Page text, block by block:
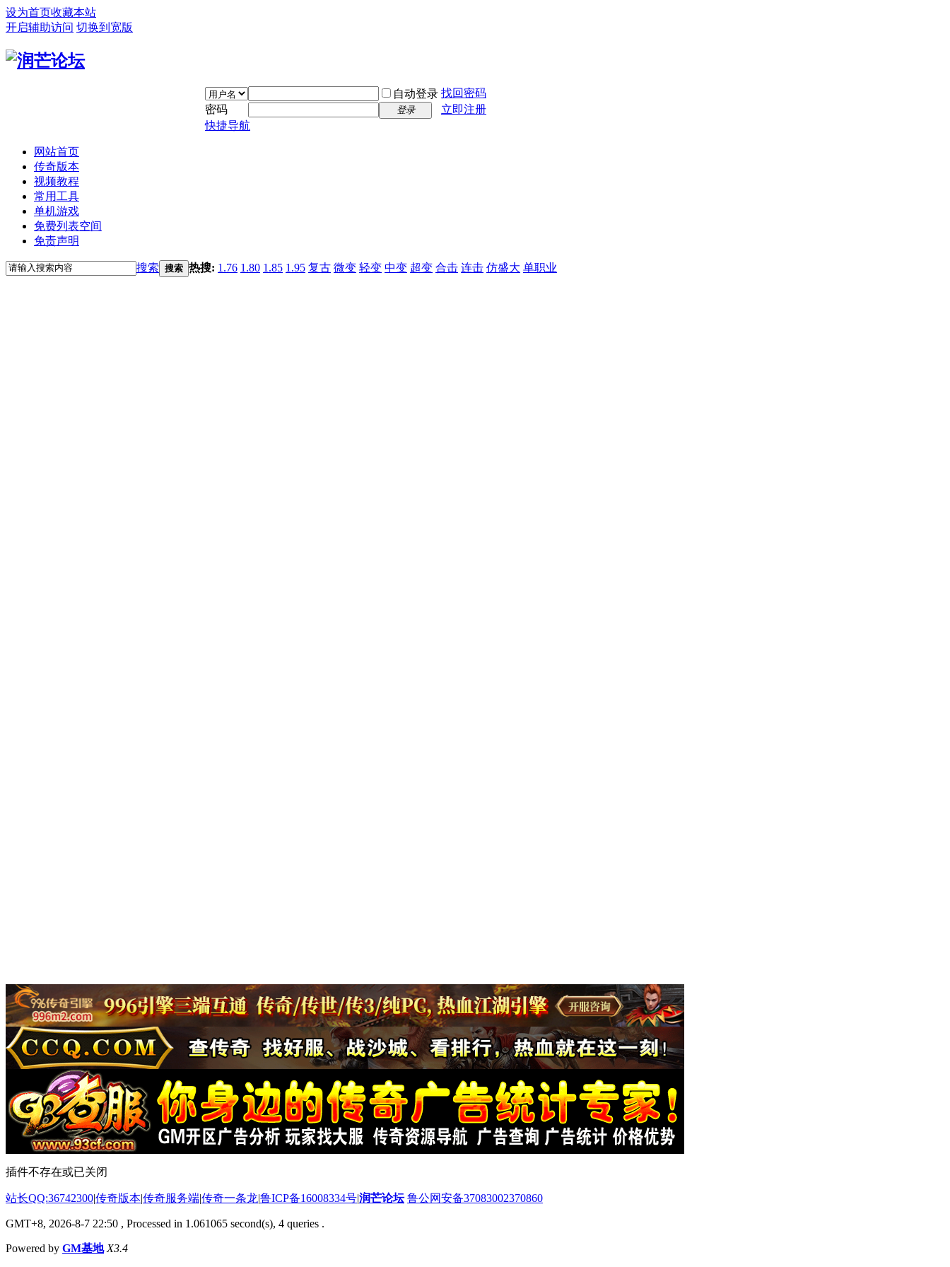
设为首页收藏本站
开启辅助访问 切换到宽版
自动登录 找回密码
密码
登录
立即注册
快捷导航
网站首页
传奇版本
视频教程
常用工具
单机游戏
免费列表空间
免责声明
搜索 搜索 热搜: 1.76 1.80 1.85 1.95 复古 微变 轻变 中变 超变 合击 连击 仿盛大 单职业
插件不存在或已关闭
站长QQ:36742300|传奇版本|传奇服务端|传奇一条龙|鲁ICP备16008334号|润芒论坛 鲁公网安备37083002370860
GMT+8, 2026-8-7 22:50 , Processed in 1.061065 second(s), 4 queries .
Powered by GM基地 X3.4